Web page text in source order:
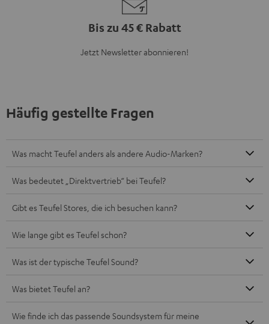
Bis zu 45 € Rabatt
Jetzt Newsletter abonnieren!
Häufig gestellte Fragen
Was macht Teufel anders als andere Audio-Marken?
Was bedeutet „Direktvertrieb“ bei Teufel?
Gibt es Teufel Stores, die ich besuchen kann?
Wie lange gibt es Teufel schon?
Was ist der typische Teufel Sound?
Was bietet Teufel an?
Wie finde ich das passende Soundsystem für meine